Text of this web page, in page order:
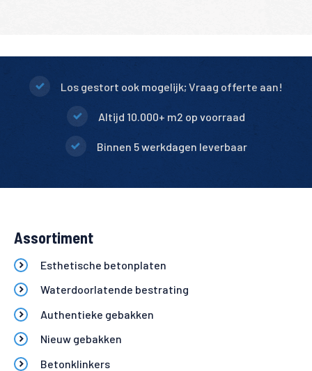
Los gestort ook mogelijk; Vraag offerte aan!
Altijd 10.000+ m2 op voorraad
Binnen 5 werkdagen leverbaar
Assortiment
Esthetische betonplaten
Waterdoorlatende bestrating
Authentieke gebakken
Nieuw gebakken
Betonklinkers